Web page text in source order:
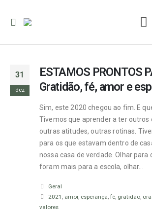
31
dez
ESTAMOS PRONTOS
Gratidão, fé, amor e
Sim, este 2020 chegou ao fim. E
Tivemos que aprender a ter
outras atitudes, outras rotinas.
para os que estavam dentro de
nossa casa de verdade. Olhar para
foram mais para a escola, olhar...
Geral
2021 , amor, esperança, fé, gratidão,
valores